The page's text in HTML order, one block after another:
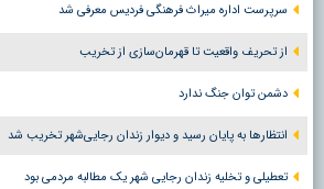
سرپرست اداره میراث فرهنگی فردیس معرفی شد
از تحریف واقعیت تا قهرمان‌سازی از تخریب
دشمن توان جنگ ندارد
انتظارها به پایان رسید و دیوار زندان رجایی‌شهر تخریب شد
تعطیلی و تخلیه زندان رجایی شهر یک مطالبه مردمی بود